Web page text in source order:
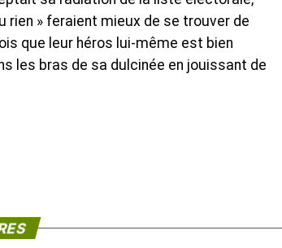
rien » feraient mieux de se trouver de
que leur héros lui-même est bien
les bras de sa dulcinée en jouissant de